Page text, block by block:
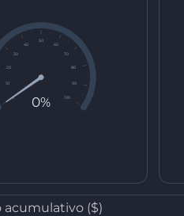
0
10
20
30
40
50
60
70
80
90
100
0%
acumulativo ($)